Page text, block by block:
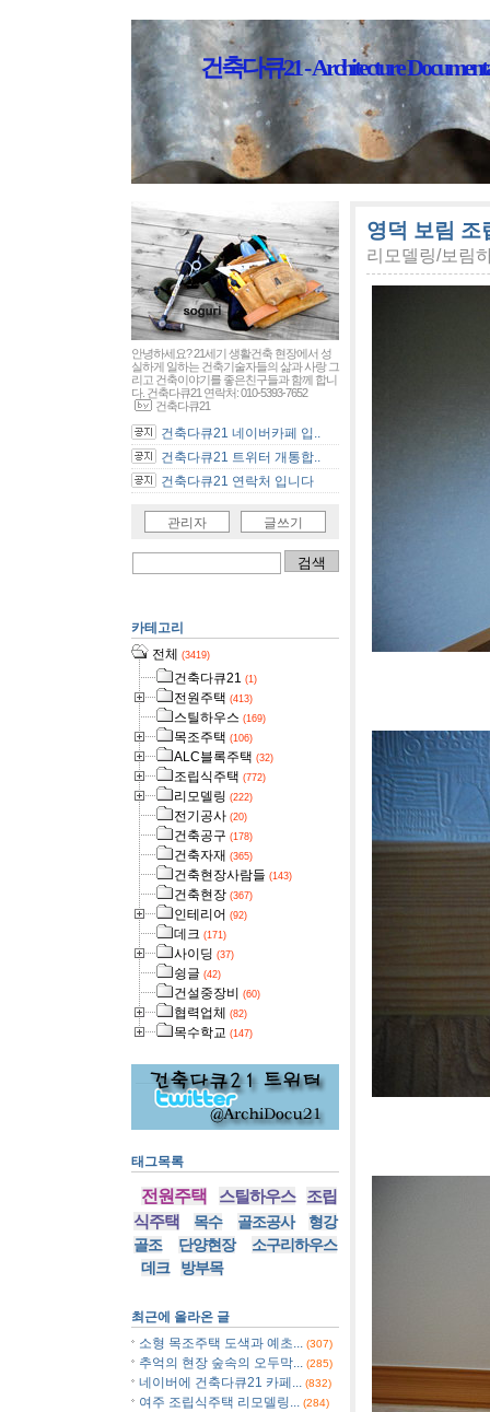
건축다큐21 - Architecture
영덕 보림 조
리모델링/보림
안녕하세요? 21세기 생활건축 현장에서 성
실하게 일하는 건축기술자들의 삶과 사랑 그
리고 건축이야기를 좋은친구들과 함께 합니
다. 건축다큐21 연락처: 010-5393-7652
건축다큐21
건축다큐21 네이버카페 입..
건축다큐21 트위터 개통합..
건축다큐21 연락처 입니다
관리자 글쓰기
카테고리
전체 (3419)
건축다큐21 (1)
전원주택 (413)
스틸하우스 (169)
목조주택 (106)
ALC블록주택 (32)
조립식주택 (772)
리모델링 (222)
전기공사 (20)
건축공구 (178)
건축자재 (365)
건축현장사람들 (143)
건축현장 (367)
인테리어 (92)
데크 (171)
사이딩 (37)
슁글 (42)
건설중장비 (60)
협력업체 (82)
목수학교 (147)
태그목록
전원주택 스틸하우스
조립
식주택
목수 골조공사
형강
골조
단양현장
소구리하우스
데크
방부목
최근에 올라온 글
소형 목조주택 도색과 예초...
(307)
추억의 현장 숲속의 오두막... (285)
네이버에 건축다큐21 카페... (832)
여주 조립식주택 리모델링... (284)